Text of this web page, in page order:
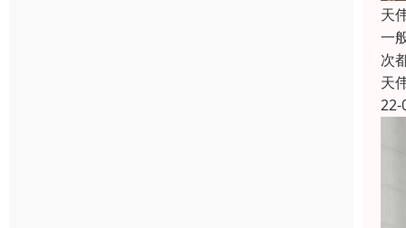
天
一
次
天
22-